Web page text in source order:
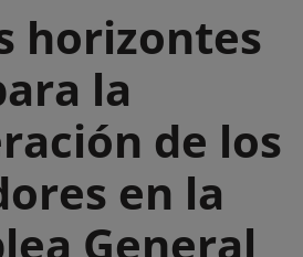
horizontes
la
de los
en la
General